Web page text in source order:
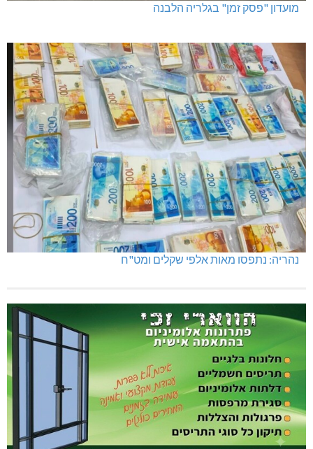
מועדון "פסק זמן" בגלריה הלבנה
נהריה: נתפסו מאות אלפי שקלים ומט"ח